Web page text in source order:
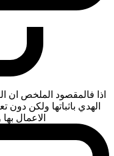
اذا فالمقصود الملخص ان
الهدي باثباتها ولكن دون
الاعمال